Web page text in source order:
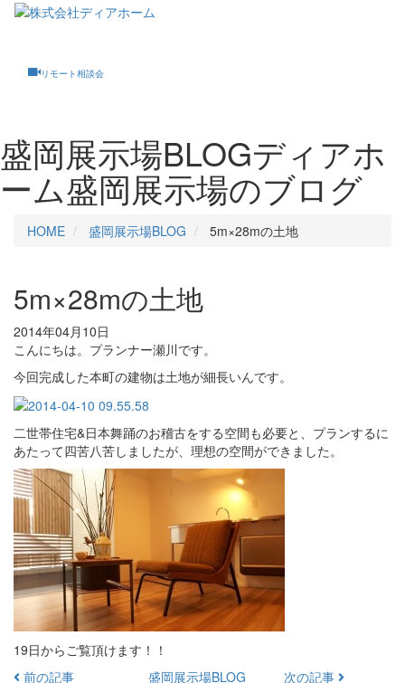
リモート相談会
盛岡展示場BLOGディアホ
ーム盛岡展示場のブログ
HOME 盛岡展示場BLOG 5m×28mの土地
5m×28mの土地
2014年04月10日
こんにちは。プランナー瀬川です。
今回完成した本町の建物は土地が細長いんです。
二世帯住宅&日本舞踊のお稽古をする空間も必要と、プランするに
あたって四苦八苦しましたが、理想の空間ができました。
19日からご覧頂けます！！
前の記事
盛岡展示場BLOG 次の記事